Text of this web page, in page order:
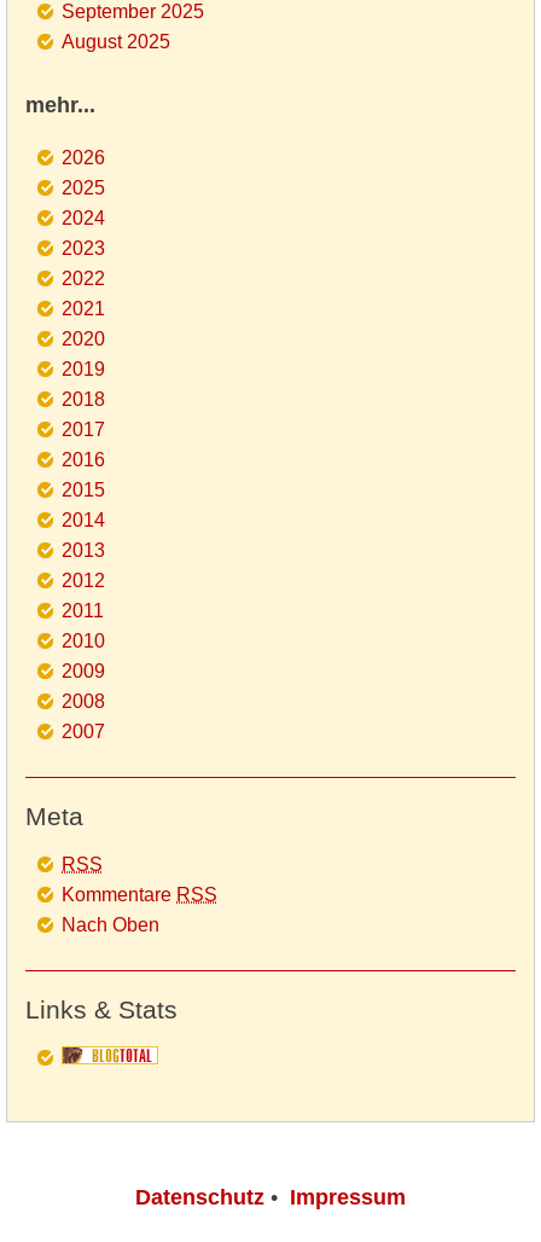
September 2025
August 2025
mehr...
2026
2025
2024
2023
2022
2021
2020
2019
2018
2017
2016
2015
2014
2013
2012
2011
2010
2009
2008
2007
Meta
RSS
Kommentare RSS
Nach Oben
Links & Stats
Datenschutz • Impressum